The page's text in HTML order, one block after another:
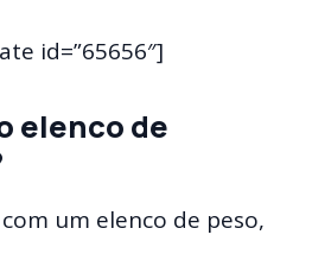
id=”65656″]
elenco de
um elenco de peso,